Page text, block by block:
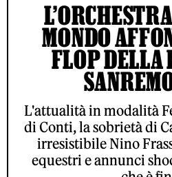
MONDO
FLOP DELLA
L'attualità in modalità
di Conti, la sobrietà di
irresistibile Nino
equestri e annunci